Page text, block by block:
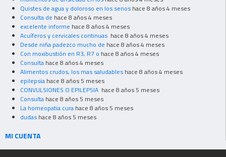
Quistes de agua y doloroso en los senos hace 8 años 4 meses
Consulta de hace 8 años 4 meses
excelente informe hace 8 años 4 meses
Acuíferos y cervicales continuas hace 8 años 4 meses
Desde niña padezco mucho de hace 8 años 4 meses
Con moxibustión en R3, R7 o hace 8 años 4 meses
Consulta hace 8 años 4 meses
Alimentos crudos, los mas saludables hace 8 años 4 meses
epilepsia hace 8 años 5 meses
CONVULSIONES O EPILEPSIA hace 8 años 5 meses
Consulta hace 8 años 5 meses
La homeopatia cura hace 8 años 5 meses
dudas hace 8 años 5 meses
MI CUENTA